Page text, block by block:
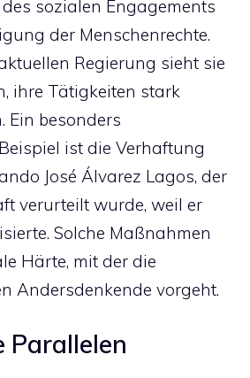
sozialen Engagements
der Menschenrechte.
Regierung sieht sie
ihre Tätigkeiten stark
Ein besonders
ist die Verhaftung
José Álvarez Lagos, der
verurteilt wurde, weil er
Solche Maßnahmen
Härte, mit der die
Andersdenkende vorgeht.
Parallelen